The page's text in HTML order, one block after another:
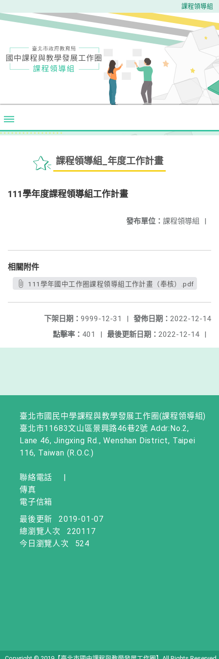
課程領導組
課程領導組_年度工作計畫
111學年度課程領導組工作計畫
發布單位： 課程領導組 |
相關附件
111學年國中工作圈課程領導組工作計畫（奉核）.pdf
發佈日期： 2022-12-14
下架日期： 9999-12-31
|
最後更新日期： 2022-12-14 |
點擊率： 401 |
臺北市國民中學課程與教學發展工作圈(課程領導組)
臺北市11683文山區景興路46巷2號 Addr:No.2,
Lane 46, Jingxing Rd., Wenshan District, Taipei
116, Taiwan (R.O.C.)
聯絡電話
|
傳真
電子信箱
最後更新
2019-01-07
總瀏覽人次
220117
今日瀏覽人次
524